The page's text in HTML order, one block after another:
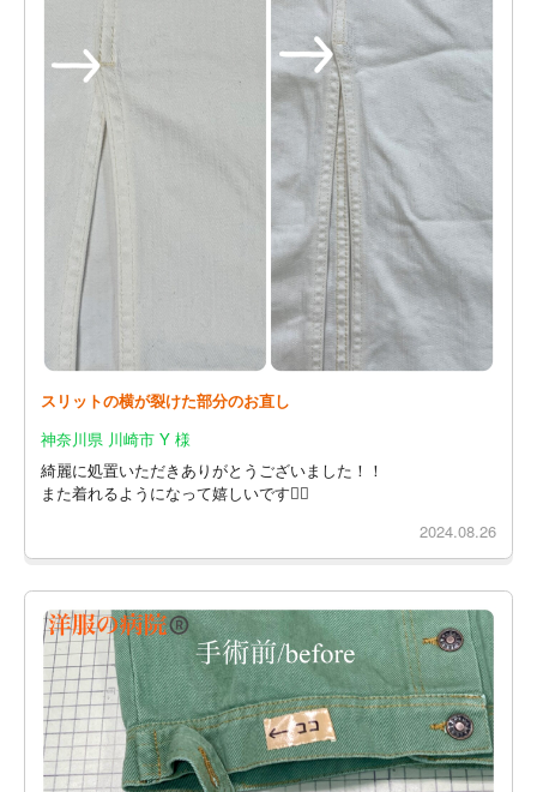
スリットの横が裂けた部分のお直し
神奈川県 川崎市 Y 様
綺麗に処置いただきありがとうございました！！
また着れるようになって嬉しいです🙇‍♂️
2024.08.26